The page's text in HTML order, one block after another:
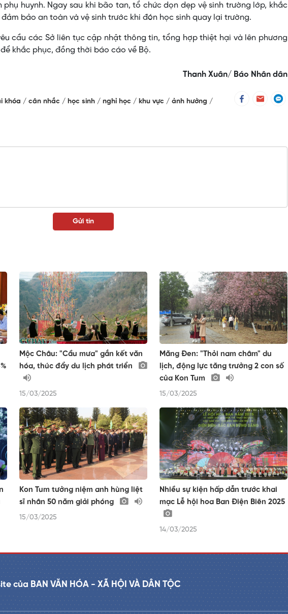
huynh. Ngay sau khi bão tan, tổ chức dọn dẹp vệ sinh trường lớp, khắc
bảo an toàn và vệ sinh trước khi đón học sinh quay lại trường.
cầu các Sở liên tục cập nhật thông tin, tổng hợp thiệt hại và lên phương
khắc phục, đồng thời báo cáo về Bộ.
Thanh Xuân/ Báo Nhân dân
khóa cân nhắc học sinh nghỉ học khu vực
ảnh hưởng
Mộc Châu: "Cầu mưa" gắn kết văn
hóa, thúc đẩy du lịch phát triển
15/03/2025
Măng Đen: "Thỏi nam châm" du
lịch, động lực tăng trưởng 2 con số
của Kon Tum
15/03/2025
Kon Tum tưởng niệm anh hùng liệt
sĩ nhân 50 năm giải phóng
15/03/2025
Nhiều sự kiện hấp dẫn trước khai
mạc Lễ hội hoa Ban Điện Biên 2025
14/03/2025
của BAN VĂN HÓA - XÃ HỘI VÀ DÂN TỘC